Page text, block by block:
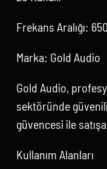
Frekans Aralığı:
Marka: Gold Audio
Gold Audio,
sektöründe
güvencesi ile
Kullanım Alanları